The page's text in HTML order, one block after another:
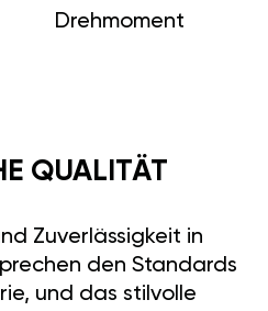
Drehmoment
QUALITÄT
Zuverlässigkeit in
den Standards
und das stilvolle